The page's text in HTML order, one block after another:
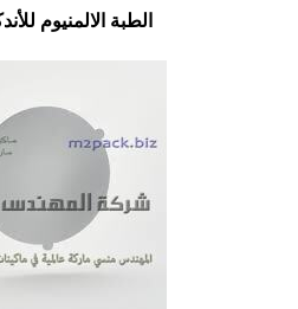
الطبة الالمنيوم